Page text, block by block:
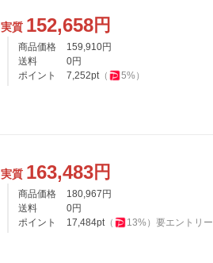
実質 152,658円
商品価格 159,910円
送料
0円
ポイント
7,252pt（ 5%）
実質 163,483円
商品価格 180,967 円
送料
0円
ポイント
17,484pt（ 13%） 要エントリー